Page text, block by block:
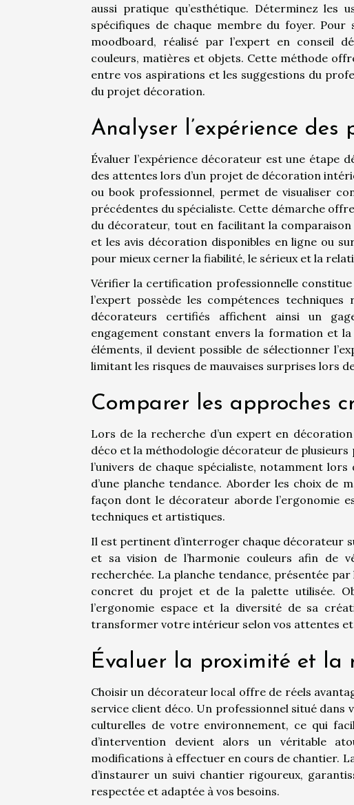
aussi pratique qu’esthétique. Déterminez les
spécifiques de chaque membre du foyer.
moodboard, réalisé par l’expert en conseil
couleurs, matières et objets. Cette méthode
entre vos aspirations et les suggestions du
du projet décoration.
Analyser l’expérience des
Évaluer l’expérience décorateur est une étape
des attentes lors d’un projet de décoration
ou book professionnel, permet de visualiser
précédentes du spécialiste. Cette démarche
du décorateur, tout en facilitant la
et les avis décoration disponibles en ligne ou
pour mieux cerner la fiabilité, le sérieux et la
Vérifier la certification professionnelle constitue
l’expert possède les compétences
décorateurs certifiés affichent ainsi un
engagement constant envers la formation et
éléments, il devient possible de sélectionner
limitant les risques de mauvaises surprises lors
Comparer les approches
Lors de la recherche d’un expert en
déco et la méthodologie décorateur de
l’univers de chaque spécialiste, notamment
d’une planche tendance. Aborder les choix de
façon dont le décorateur aborde l’ergonomie
techniques et artistiques.
Il est pertinent d’interroger chaque décorateur
et sa vision de l’harmonie couleurs afin de
recherchée. La planche tendance, présentée
concret du projet et de la palette utilisée.
l’ergonomie espace et la diversité de sa
transformer votre intérieur selon vos attentes et
Évaluer la proximité et la
Choisir un décorateur local offre de réels
service client déco. Un professionnel situé
culturelles de votre environnement, ce qui
d’intervention devient alors un véritable
modifications à effectuer en cours de chantier.
d’instaurer un suivi chantier rigoureux,
respectée et adaptée à vos besoins.